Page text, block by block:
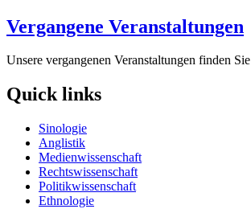
Vergangene Veranstaltungen
Unsere vergangenen Veranstaltungen finden Sie
Quick links
Sinologie
Anglistik
Medienwissenschaft
Rechtswissenschaft
Politikwissenschaft
Ethnologie